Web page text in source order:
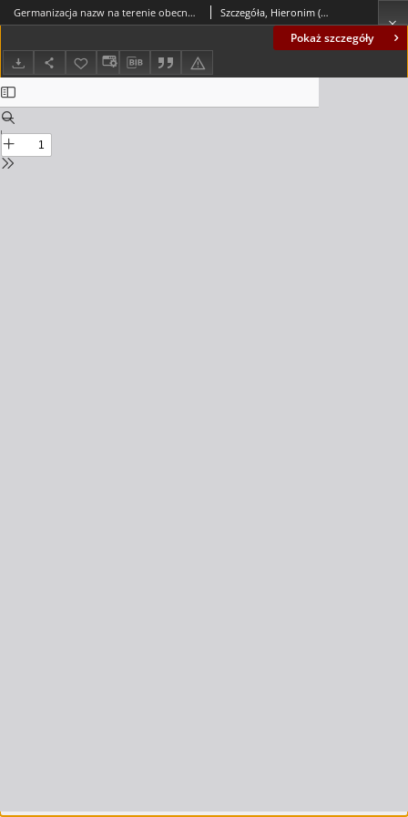
Pokaż szczegóły
Germanizacja nazw na terenie obecnego województwa zielonogórskiego w latach 1937-1941 Szczegóła, Hieronim (1931-)